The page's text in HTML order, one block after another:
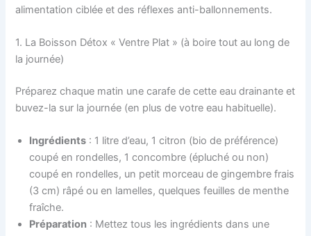
alimentation ciblée et des réflexes anti-ballonnements.
1. La Boisson Détox « Ventre Plat » (à boire tout au long de
la journée)
Préparez chaque matin une carafe de cette eau drainante et
buvez-la sur la journée (en plus de votre eau habituelle).
Ingrédients : 1 litre d’eau, 1 citron (bio de préférence)
coupé en rondelles, 1 concombre (épluché ou non)
coupé en rondelles, un petit morceau de gingembre frais
(3 cm) râpé ou en lamelles, quelques feuilles de menthe
fraîche.
Préparation : Mettez tous les ingrédients dans une